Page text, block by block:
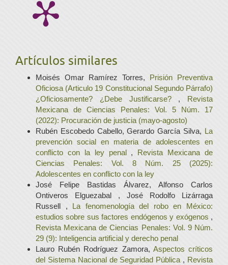
Artículos similares
Moisés Omar Ramírez Torres, Prisión Preventiva
Oficiosa (Articulo 19 Constitucional Segundo Párrafo)
¿Oficiosamente? ¿Debe Justificarse? , Revista
Mexicana de Ciencias Penales: Vol. 5 Núm. 17
(2022): Procuración de justicia (mayo-agosto)
Rubén Escobedo Cabello, Gerardo García Silva, La
prevención social en materia de adolescentes en
conflicto con la ley penal , Revista Mexicana de
Ciencias Penales: Vol. 8 Núm. 25 (2025):
Adolescentes en conflicto con la ley
José Felipe Bastidas Álvarez, Alfonso Carlos
Ontiveros Elguezabal , José Rodolfo Lizárraga
Russell , La fenomenología del robo en México:
estudios sobre sus factores endógenos y exógenos ,
Revista Mexicana de Ciencias Penales: Vol. 9 Núm.
29 (9): Inteligencia artificial y derecho penal
Lauro Rubén Rodríguez Zamora, Aspectos críticos
del Sistema Nacional de Seguridad Pública , Revista